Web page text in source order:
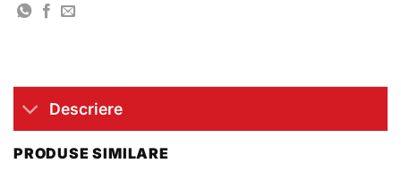
Descriere
PRODUSE SIMILARE